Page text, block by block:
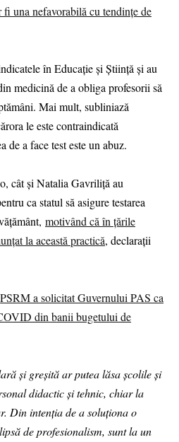
una nefavorabilă cu tendințe de
în Educație și Știință și au
medicină de a obliga profesorii să
Mai mult, subliniază
le este contraindicată
de a face test este un abuz.
cât și Natalia Gavriliță au
ca statul să asigure testarea
motivând că în țările
la această practică, declarații
PSRM a solicitat Guvernului PAS ca
din banii bugetului de
și greșită ar putea lăsa școlile și
didactic și tehnic, chiar la
Din intenția de a soluționa o
de profesionalism, sunt la un